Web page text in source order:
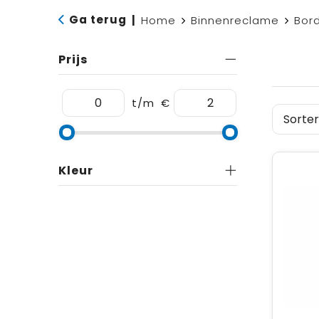
Ga terug Home Binnenreclame
Prijs
t/m €
Kleur